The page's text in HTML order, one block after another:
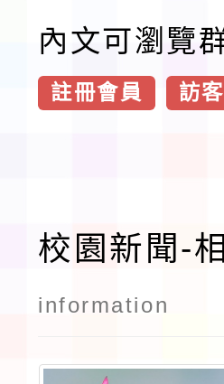
內文可瀏覽
註冊會員 訪客
校園新聞-
information